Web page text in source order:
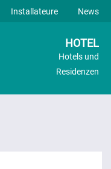
Installateure News
HOTEL
Hotels und
Residenzen